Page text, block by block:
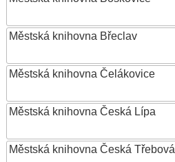
Městská knihovna Břeclav
Městská knihovna Čelákovice
Městská knihovna Česká Lípa
Městská knihovna Česká Třebová